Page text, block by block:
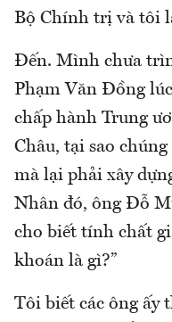
Bộ Chính trị và tôi
Đến. Mình chưa
Phạm Văn Đồng
chấp hành Trung
Châu, tại sao
mà lại phải xây
Nhân đó, ông Đỗ
cho biết tính chất
khoán là gì?”
Tôi biết các ông ấy